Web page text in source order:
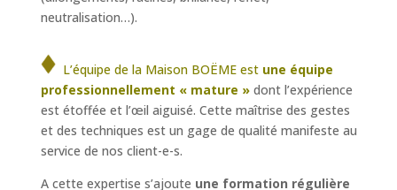
neutralisation…).
L’équipe de la Maison BOËME est une équipe
professionnellement « mature »dont l’expérience
est étoffée et l’œil aiguisé. Cette maîtrise des gestes
et des techniques est un gage de qualité manifeste au
service de nos client-e-s.
A cette expertise s’ajoute une formation régulière